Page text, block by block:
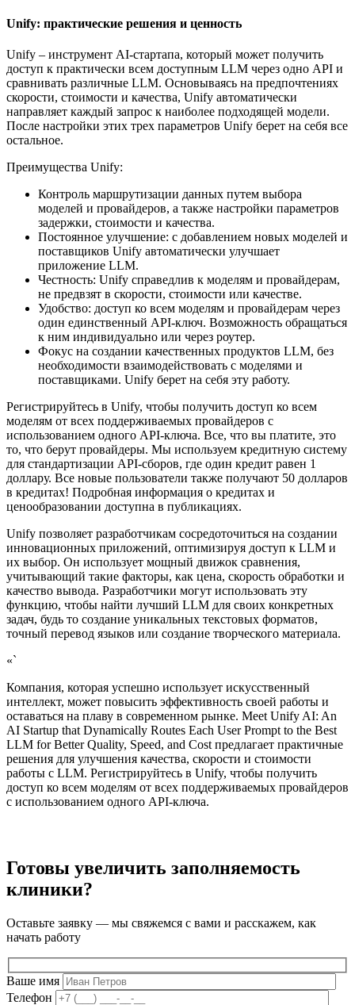
Unify: практические решения и ценность
Unify – инструмент AI-стартапа, который может получить
доступ к практически всем доступным LLM через одно API и
сравнивать различные LLM. Основываясь на предпочтениях
скорости, стоимости и качества, Unify автоматически
направляет каждый запрос к наиболее подходящей модели.
После настройки этих трех параметров Unify берет на себя все
остальное.
Преимущества Unify:
Контроль маршрутизации данных путем выбора
моделей и провайдеров, а также настройки параметров
задержки, стоимости и качества.
Постоянное улучшение: с добавлением новых моделей и
поставщиков Unify автоматически улучшает
приложение LLM.
Честность: Unify справедлив к моделям и провайдерам,
не предвзят в скорости, стоимости или качестве.
Удобство: доступ ко всем моделям и провайдерам через
один единственный API-ключ. Возможность обращаться
к ним индивидуально или через роутер.
Фокус на создании качественных продуктов LLM, без
необходимости взаимодействовать с моделями и
поставщиками. Unify берет на себя эту работу.
Регистрируйтесь в Unify, чтобы получить доступ ко всем
моделям от всех поддерживаемых провайдеров с
использованием одного API-ключа. Все, что вы платите, это
то, что берут провайдеры. Мы используем кредитную систему
для стандартизации API-сборов, где один кредит равен 1
доллару. Все новые пользователи также получают 50 долларов
в кредитах! Подробная информация о кредитах и
ценообразовании доступна в публикациях.
Unify позволяет разработчикам сосредоточиться на создании
инновационных приложений, оптимизируя доступ к LLM и
их выбор. Он использует мощный движок сравнения,
учитывающий такие факторы, как цена, скорость обработки и
качество вывода. Разработчики могут использовать эту
функцию, чтобы найти лучший LLM для своих конкретных
задач, будь то создание уникальных текстовых форматов,
точный перевод языков или создание творческого материала.
«`
Компания, которая успешно использует искусственный
интеллект, может повысить эффективность своей работы и
оставаться на плаву в современном рынке. Meet Unify AI: An
AI Startup that Dynamically Routes Each User Prompt to the Best
LLM for Better Quality, Speed, and Cost предлагает практичные
решения для улучшения качества, скорости и стоимости
работы с LLM. Регистрируйтесь в Unify, чтобы получить
доступ ко всем моделям от всех поддерживаемых провайдеров
с использованием одного API-ключа.
Готовы увеличить заполняемость
клиники?
Оставьте заявку — мы свяжемся с вами и расскажем, как
начать работу
Ваше имя
Телефон